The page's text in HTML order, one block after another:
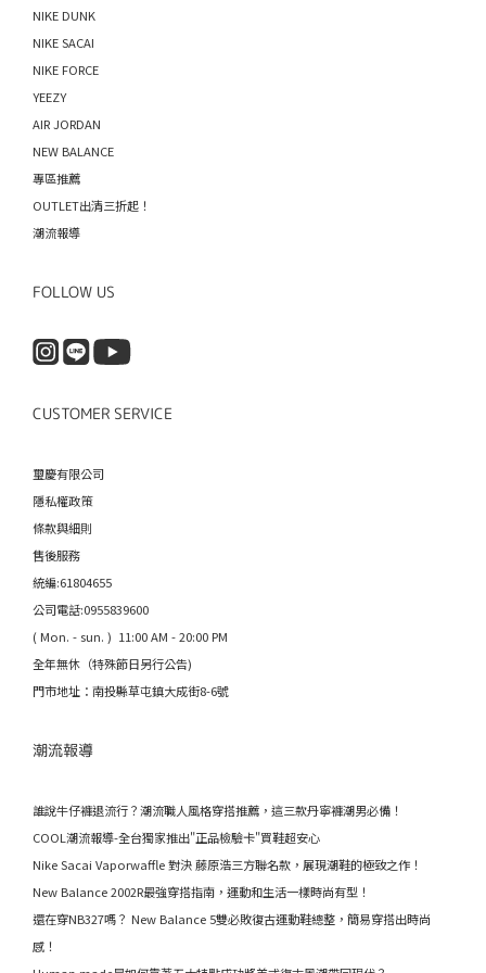
NIKE DUNK
NIKE SACAI
NIKE FORCE
YEEZY
AIR JORDAN
NEW BALANCE
專區推薦
OUTLET出清三折起！
潮流報導
FOLLOW US
CUSTOMER SERVICE
璽慶有限公司
隱私權政策
條款與細則
售後服務
統編:61804655
公司電話:0955839600
( Mon. - sun. ) 11:00 AM - 20:00 PM
全年無休（特殊節日另行公告)
門市地址：南投縣草屯鎮大成街8-6號
潮流報導
誰說牛仔褲退流行？潮流職人風格穿搭推薦，這三款丹寧褲潮男必備！
COOL潮流報導-全台獨家推出"正品檢驗卡"買鞋超安心
Nike Sacai Vaporwaffle 對決 藤原浩三方聯名款，展現潮鞋的極致之作！
New Balance 2002R最強穿搭指南，運動和生活一樣時尚有型！
還在穿NB327嗎？ New Balance 5雙必敗復古運動鞋總整，簡易穿搭出時尚
感！